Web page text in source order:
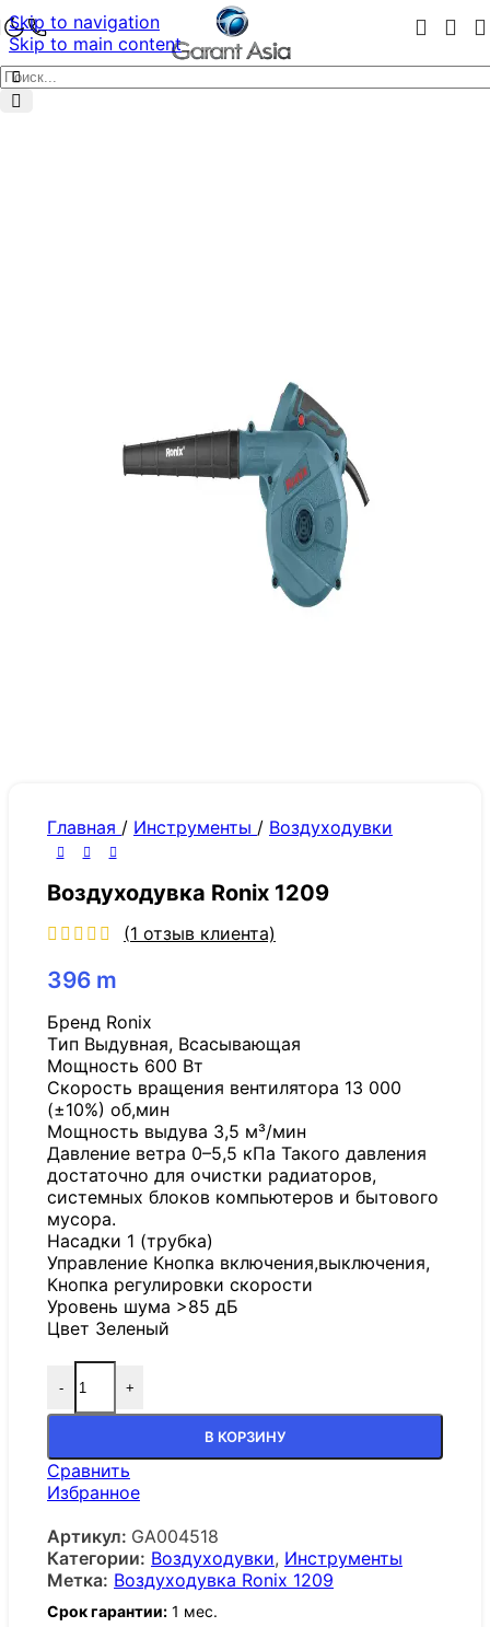
Skip to navigation
Skip to main content
Главная / Инструменты / Воздуходувки
Воздуходувка Ronix 1209
(1 отзыв клиента)
396 m
Бренд Ronix
Tип Выдувная, Всасывающая
Мощность 600 Вт
Скорость вращения вентилятора 13 000
(±10%) об,мин
Мощность выдува 3,5 м³/мин
Давление ветра 0–5,5 кПа Такого давления
достаточно для очистки радиаторов,
системных блоков компьютеров и бытового
мусора.
Насадки 1 (трубка)
Управление Кнопка включения,выключения,
Кнопка регулировки скорости
Уровень шума >85 дБ
Цвет Зеленый
- +
В КОРЗИНУ
Сравнить
Избранное
Артикул: GA004518
Категории: Воздуходувки, Инструменты
Метка: Воздуходувка Ronix 1209
Срок гарантии: 1 мес.